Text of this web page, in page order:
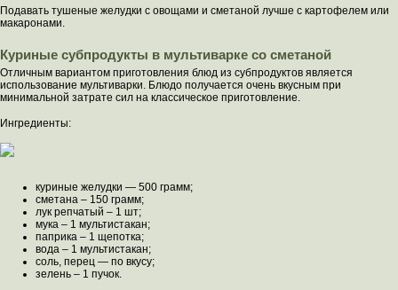
Подавать тушеные желудки с овощами и сметаной лучше с картофелем или
макаронами.
Куриные субпродукты в мультиварке со сметаной
Отличным вариантом приготовления блюд из субпродуктов является
использование мультиварки. Блюдо получается очень вкусным при
минимальной затрате сил на классическое приготовление.
Ингредиенты:
куриные желудки — 500 грамм;
сметана – 150 грамм;
лук репчатый – 1 шт;
мука – 1 мультистакан;
паприка – 1 щепотка;
вода – 1 мультистакан;
соль, перец — по вкусу;
зелень – 1 пучок.